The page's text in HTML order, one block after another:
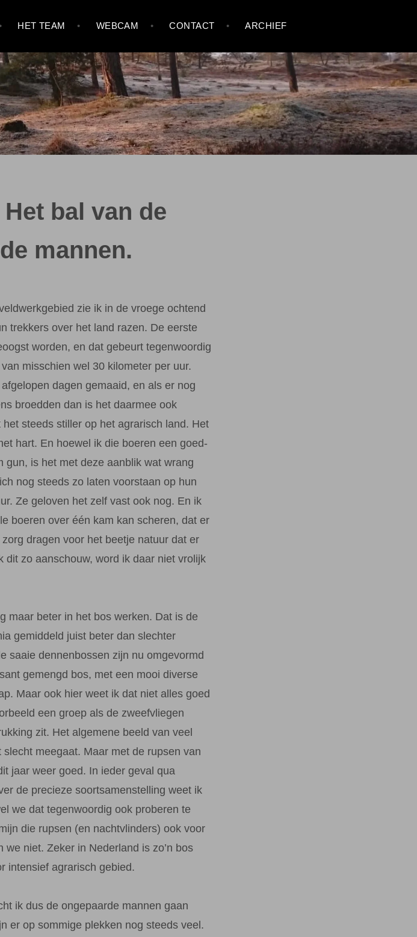
HET TEAM WEBCAM CONTACT ARCHIEF
bal van de
mannen.
zie ik in de vroege ochtend
trekkers over het land razen. De eerste
worden, en dat gebeurt tegenwoordig
misschien wel 30 kilometer per uur.
dagen gemaaid, en als er nog
broedden dan is het daarmee ook
steeds stiller op het agrarisch land. Het
hart. En hoewel ik die boeren een goed-
gun, is het met deze aanblik wat wrang
nog steeds zo laten voorstaan op hun
Ze geloven het zelf vast ook nog. En ik
boeren over één kam kan scheren, dat er
dragen voor het beetje natuur dat er
dit zo aanschouw, word ik daar niet vrolijk
maar beter in het bos werken. Dat is de
gemiddeld juist beter dan slechter
saaie dennenbossen zijn nu omgevormd
gemengd bos, met een mooi diverse
Maar ook hier weet ik dat niet alles goed
een groep als de zweefvliegen
zit. Het algemene beeld van veel
slecht meegaat. Maar met de rupsen van
jaar weer goed. In ieder geval qua
de precieze soortsamenstelling weet ik
we dat tegenwoordig ook proberen te
die rupsen (en nachtvlinders) ook voor
we niet. Zeker in Nederland is zo’n bos
intensief agrarisch gebied.
ik dus de ongepaarde mannen gaan
er op sommige plekken nog steeds veel.